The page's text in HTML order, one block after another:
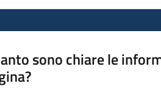
sono chiare le